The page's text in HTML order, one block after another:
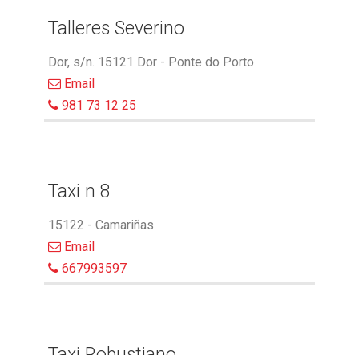
Talleres Severino
Dor, s/n. 15121 Dor - Ponte do Porto
Email
981 73 12 25
Taxi n 8
15122 - Camariñas
Email
667993597